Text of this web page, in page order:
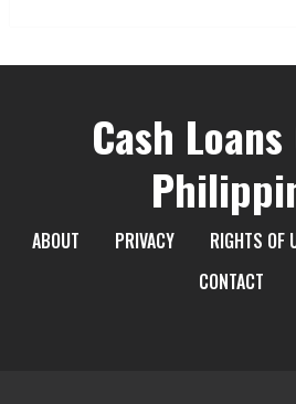
Cash
ABOUT PRIVACY RIGHTS OF
CONTACT